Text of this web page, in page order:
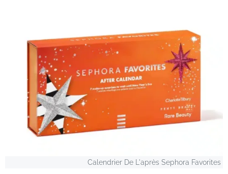
Calendrier De L'après Sephora Favorites